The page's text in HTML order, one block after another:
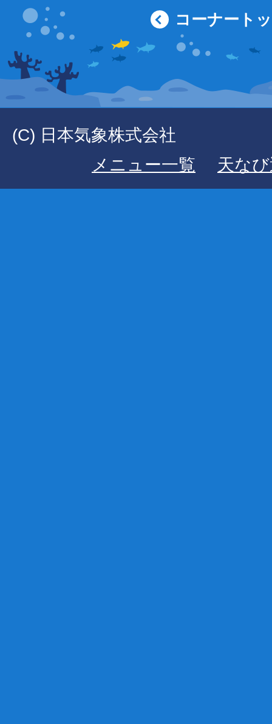
コーナート
(C) 日本気象株式会社
メニュー一覧
天な